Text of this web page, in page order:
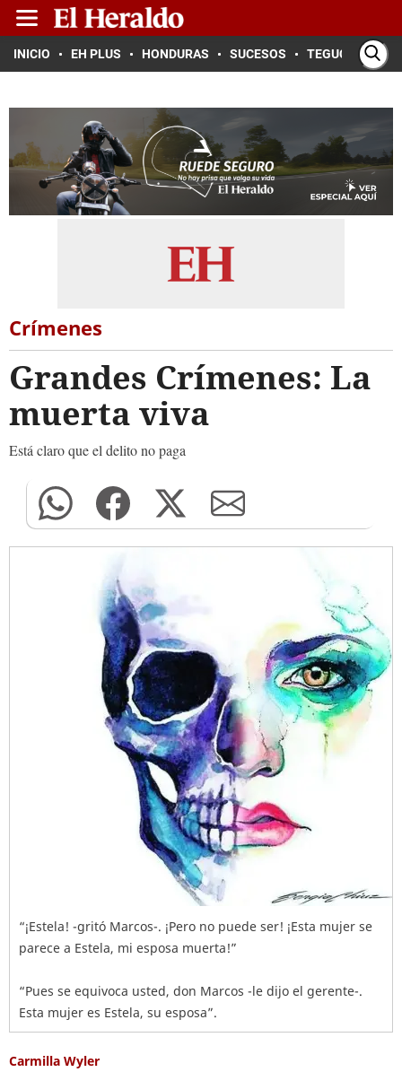
INICIO EH PLUS HONDURAS SUCESOS TEGUCIGALPA
Crímenes
Grandes Crímenes: La
muerta viva
Está claro que el delito no paga
“¡Estela! -gritó Marcos-. ¡Pero no puede ser! ¡Esta mujer se
parece a Estela, mi esposa muerta!”
“Pues se equivoca usted, don Marcos -le dijo el gerente-.
Esta mujer es Estela, su esposa”.
Carmilla Wyler